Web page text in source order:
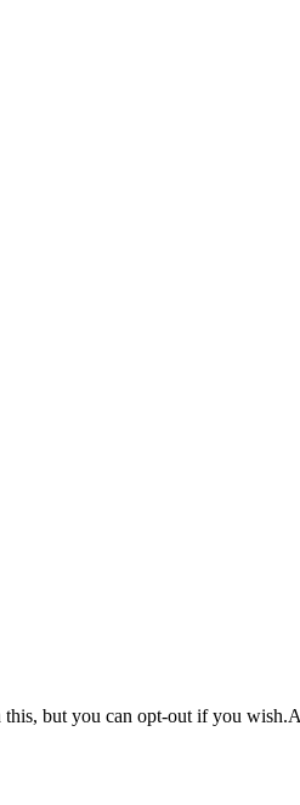
but you can opt-out if you wish.